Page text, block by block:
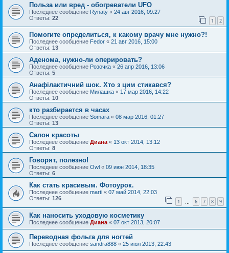
Польза или вред - обогреватели UFO
Последнее сообщение Rynaty « 24 авг 2016, 09:27
Ответы: 22 1 2
Помогите определиться, к какому врачу мне нужно?!
Последнее сообщение Fedor « 21 авг 2016, 15:00
Ответы: 13
Аденома, нужно-ли оперировать?
Последнее сообщение Розочка « 26 апр 2016, 13:06
Ответы: 5
Анафілактичний шок. Хто з цим стикався?
Последнее сообщение Милашка « 17 мар 2016, 14:22
Ответы: 10
кто разбирается в часах
Последнее сообщение Somara « 08 мар 2016, 01:27
Ответы: 13
Салон красоты
Последнее сообщение Диана« 13 окт 2014, 13:12
Ответы: 8
Говорят, полезно!
Последнее сообщение Owl « 09 июн 2014, 18:35
Ответы: 6
Как стать красивым. Фотоурок.
Последнее сообщение marti « 07 май 2014, 22:03
Ответы: 126 1 6 7 8 9
Как наносить уходовую косметику
Последнее сообщение Диана « 07 окт 2013, 20:07
Переводная фольга для ногтей
Последнее сообщение sandra888 « 25 июл 2013, 22:43